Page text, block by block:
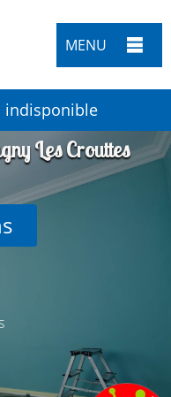
MENU
indisponible
Les Crouttes